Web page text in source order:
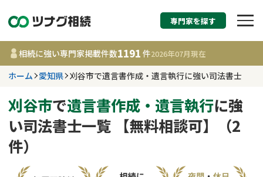
相続税申告・相続手
す
愛知県
事務所 1191
専門家を探す
相続に強い専門家掲載件数1191 件2026年07月現在
ホーム 愛知県 刈谷市で遺言書作成・遺言執行に強い司法書士
刈谷市で遺言書作成・遺言執行に強
い司法書士一覧 【無料相談可】（2
件）